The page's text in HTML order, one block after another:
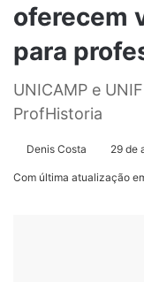
oferecem
para
UNICAMP e
ProfHistoria
Denis Costa 29 de
Com última atualização